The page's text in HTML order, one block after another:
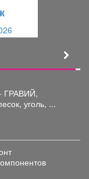
ГРАВИЙ,
уголь, ...